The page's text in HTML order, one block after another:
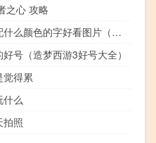
之心 攻略
红色的背景配什么颜色的字好看图片（红色的背景配什么颜色的字）
号（造梦西游3好号大全）
觉得累
什么
拍照